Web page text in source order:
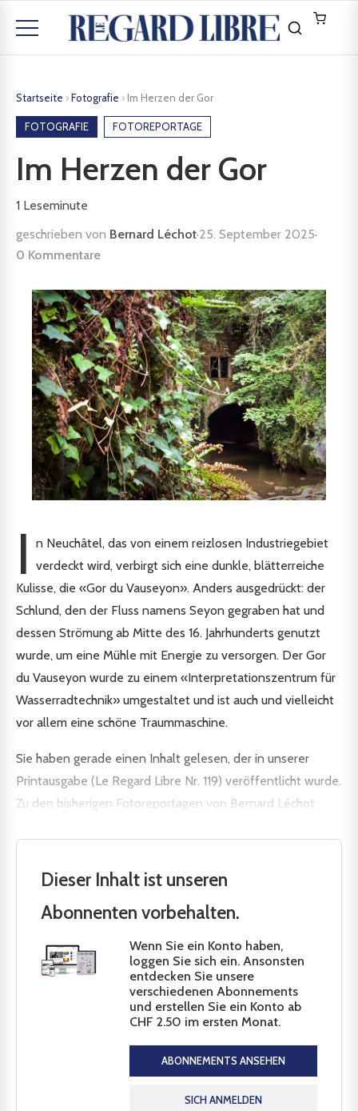
Startseite ›Fotografie › Im Herzen der Gor
FOTOGRAFIE FOTOREPORTAGE
Im Herzen der Gor
1 Leseminute
geschrieben von Bernard Léchot·25. September 2025·
0 Kommentare
I
n Neuchâtel, das von einem reizlosen Industriegebiet
verdeckt wird, verbirgt sich eine dunkle, blätterreiche
Kulisse, die «Gor du Vauseyon». Anders ausgedrückt: der
Schlund, den der Fluss namens Seyon gegraben hat und
dessen Strömung ab Mitte des 16. Jahrhunderts genutzt
wurde, um eine Mühle mit Energie zu versorgen. Der Gor
du Vauseyon wurde zu einem «Interpretationszentrum für
Wasserradtechnik» umgestaltet und ist auch und vielleicht
vor allem eine schöne Traummaschine.
Sie haben gerade einen Inhalt gelesen, der in unserer
Printausgabe (Le Regard Libre Nr. 119) veröffentlicht wurde.
Zu den bisherigen Fotoreportagen von Bernard Léchot
Dieser Inhalt ist unseren
Abonnenten vorbehalten.
Wenn Sie ein Konto haben,
loggen Sie sich ein. Ansonsten
entdecken Sie unsere
verschiedenen Abonnements
und erstellen Sie ein Konto ab
CHF 2.50 im ersten Monat.
ABONNEMENTS ANSEHEN
SICH ANMELDEN